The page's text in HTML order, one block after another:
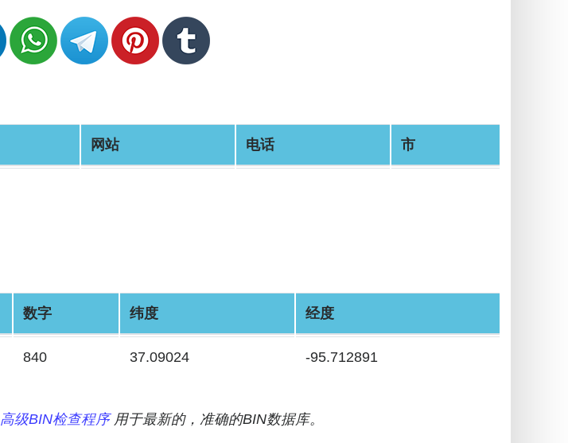
网站 电话 市
数字 纬度 经度
840 37.09024 -95.712891
高级BIN检查程序用于最新的，准确的BIN数据库。